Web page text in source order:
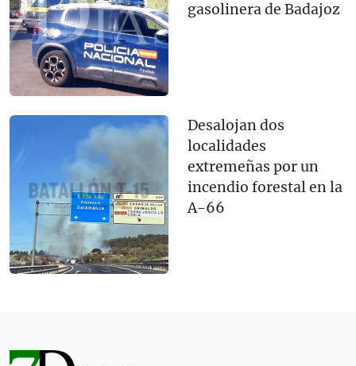
gasolinera de Badajoz
Desalojan dos
localidades
extremeñas por un
incendio forestal en la
A-66